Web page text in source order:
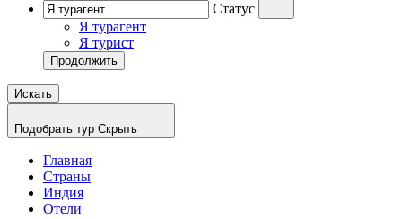
Статус
Я турагент
Я турист
Продолжить
Искать
Подобрать тур Скрыть
Главная
Страны
Индия
Отели